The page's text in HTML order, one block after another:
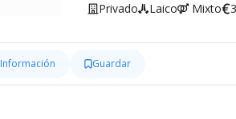
Privado Laico Mixto
Información Guardar